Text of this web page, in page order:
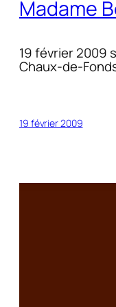
Madame
19 février 2009
Chaux-de-
19 février 2009